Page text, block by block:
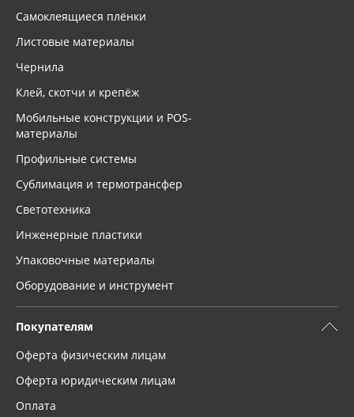
Самоклеящиеся плёнки
Листовые материалы
Чернила
Клей, скотчи и крепёж
Мобильные конструкции и POS-
материалы
Профильные системы
Сублимация и термотрансфер
Светотехника
Инженерные пластики
Упаковочные материалы
Оборудование и инструмент
Покупателям
Оферта физическим лицам
Оферта юридическим лицам
Оплата